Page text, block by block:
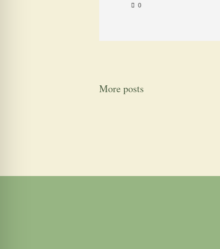
0
More posts